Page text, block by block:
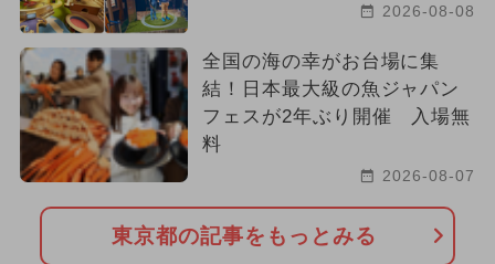
2026-08-08
全国の海の幸がお台場に集
結！日本最大級の魚ジャパン
フェスが2年ぶり開催 入場無
料
2026-08-07
東京都の記事をもっとみる